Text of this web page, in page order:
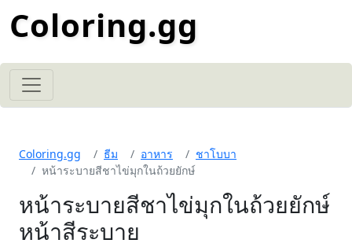
Coloring.gg
Coloring.gg ธีม อาหาร
ชาโบบา
หน้าระบายสีชาไข่มุกในถ้วยยักษ์
หน้าระบายสีชาไข่มุกในถ้วยยักษ์
หน้าสีระบาย